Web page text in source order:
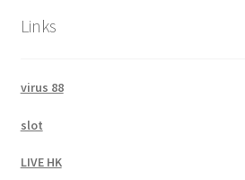
Links
virus 88
slot
LIVE HK